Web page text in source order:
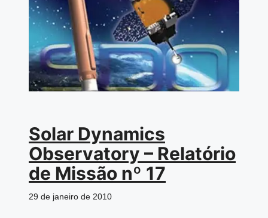
Solar Dynamics
Observatory – Relatório
de Missão nº 17
29 de janeiro de 2010